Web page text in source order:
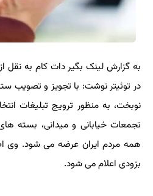
به گزارش لینک بگیر دات کام به نقل
در توئیتر نوشت: با تجویز و تصویب
نوبخت، به منظور ترویج تبلیغات
تجمعات خیابانی و میدانی، بسته
همه مردم ایران عرضه می شود. وی
بزودی اعلام می شود.